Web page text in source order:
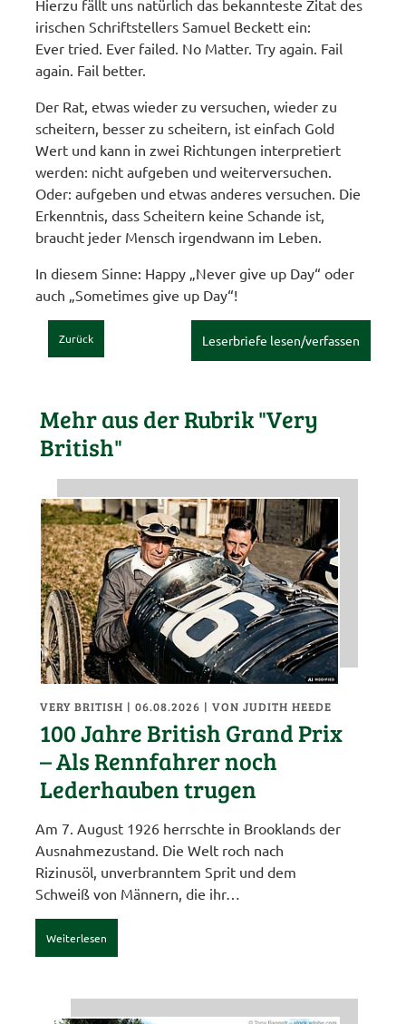
Hierzu fällt uns natürlich das bekannteste Zitat des
irischen Schriftstellers Samuel Beckett ein:
Ever tried. Ever failed. No Matter. Try again. Fail
again. Fail better.
Der Rat, etwas wieder zu versuchen, wieder zu
scheitern, besser zu scheitern, ist einfach Gold
Wert und kann in zwei Richtungen interpretiert
werden: nicht aufgeben und weiterversuchen.
Oder: aufgeben und etwas anderes versuchen. Die
Erkenntnis, dass Scheitern keine Schande ist,
braucht jeder Mensch irgendwann im Leben.
In diesem Sinne: Happy „Never give up Day“ oder
auch „Sometimes give up Day“!
Zurück Leserbriefe lesen/verfassen
Mehr aus der Rubrik "Very
British"
VERY BRITISH | 06.08.2026 |VON JUDITH HEEDE
100 Jahre British Grand Prix
– Als Rennfahrer noch
Lederhauben trugen
Am 7. August 1926 herrschte in Brooklands der
Ausnahmezustand. Die Welt roch nach
Rizinusöl, unverbranntem Sprit und dem
Schweiß von Männern, die ihr…
Weiterlesen